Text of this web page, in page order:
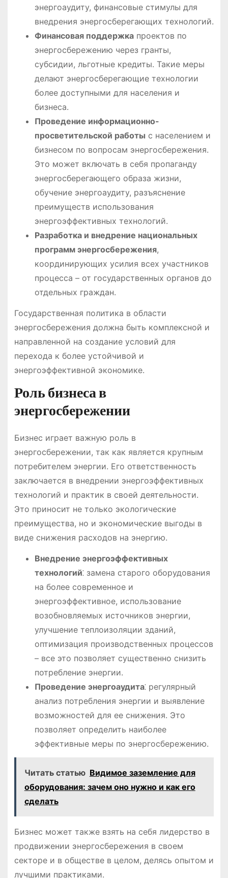
энергоаудиту, финансовые стимулы для
внедрения энергосберегающих технологий.
Финансовая поддержкапроектов по
энергосбережению через гранты,
субсидии, льготные кредиты. Такие меры
делают энергосберегающие технологии
более доступными для населения и
бизнеса.
Проведение информационно-
просветительской работы с населением и
бизнесом по вопросам энергосбережения.
Это может включать в себя пропаганду
энергосберегающего образа жизни,
обучение энергоаудиту, разъяснение
преимуществ использования
энергоэффективных технологий.
Разработка и внедрение национальных
программ энергосбережения,
координирующих усилия всех участников
процесса – от государственных органов до
отдельных граждан.
Государственная политика в области
энергосбережения должна быть комплексной и
направленной на создание условий для
перехода к более устойчивой и
энергоэффективной экономике.
Роль бизнеса в
энергосбережении
Бизнес играет важную роль в
энергосбережении, так как является крупным
потребителем энергии. Его ответственность
заключается в внедрении энергоэффективных
технологий и практик в своей деятельности.
Это приносит не только экологические
преимущества, но и экономические выгоды в
виде снижения расходов на энергию.
Внедрение энергоэффективных
технологий⁚ замена старого оборудования
на более современное и
энергоэффективное, использование
возобновляемых источников энергии,
улучшение теплоизоляции зданий,
оптимизация производственных процессов
– все это позволяет существенно снизить
потребление энергии.
Проведение энергоаудита⁚ регулярный
анализ потребления энергии и выявление
возможностей для ее снижения. Это
позволяет определить наиболее
эффективные меры по энергосбережению.
Читать статью Видимое заземление для
оборудования: зачем оно нужно и как его
сделать
Бизнес может также взять на себя лидерство в
продвижении энергосбережения в своем
секторе и в обществе в целом, делясь опытом и
лучшими практиками.